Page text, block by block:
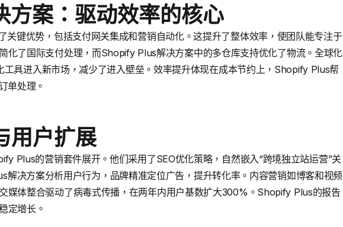
案：驱动效率的核心
键优势，包括支付网关集成和营销自动化。这提升了整体效率，使团队能专注于
化了国际支付处理，而Shopify Plus解决方案中的多仓库支持优化了物流。全球化
具进入新市场，减少了进入壁垒。效率提升体现在成本节约上，Shopify Plus帮
单处理。
用户扩展
Plus的营销套件展开。他们采用了SEO优化策略，自然嵌入“跨境独立站运营”关
决方案分析用户行为，品牌精准定位广告，提升转化率。内容营销如博客和视频
媒体整合驱动了病毒式传播，在两年内用户基数扩大300%。Shopify Plus的报告
定增长。